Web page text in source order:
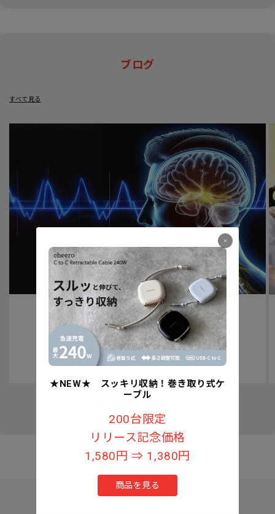
ブログ
すべて見る
認知症予防への取り組みについて
★NEW★ スッキリ収納！巻き取り式ケ
ーブル
200台限定
リリース記念価格
1,580円 ⇒ 1,380円
商品を見る